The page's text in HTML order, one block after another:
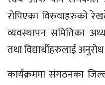
रोपिएका विरुवाहरुको
व्यवस्थापन समितिका
तथा विद्यार्थीहरुलाई
कार्यक्रममा संगठनका